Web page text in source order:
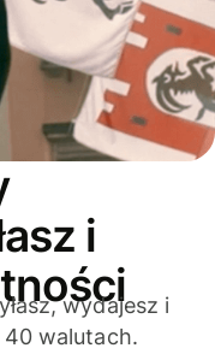
i
wydajesz i
40 walutach.